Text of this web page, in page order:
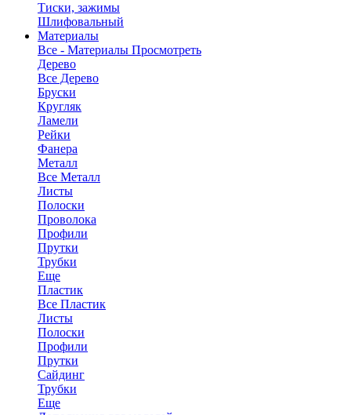
Тиски, зажимы
Шлифовальный
Материалы
Все - Материалы Просмотреть
Дерево
Все Дерево
Бруски
Кругляк
Ламели
Рейки
Фанера
Металл
Все Металл
Листы
Полоски
Проволока
Профили
Прутки
Трубки
Еще
Пластик
Все Пластик
Листы
Полоски
Профили
Прутки
Сайдинг
Трубки
Еще